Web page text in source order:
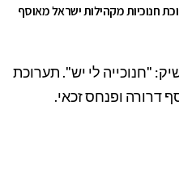
חנוכיות מקהילות ישראל מאוסף
"חנוכייה לי יש". תערוכת
דרורה ופנחס זכאי.